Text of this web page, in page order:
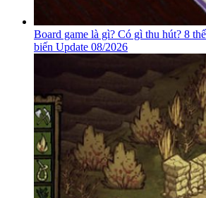
Board game là gì? Có gì thu hút? 8
biến Update 08/2026